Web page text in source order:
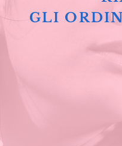
GLI